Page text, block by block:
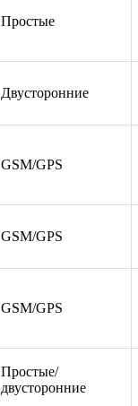
Простые
Двусторонние
GSM/GPS
GSM/GPS
GSM/GPS
Простые/
двусторонние